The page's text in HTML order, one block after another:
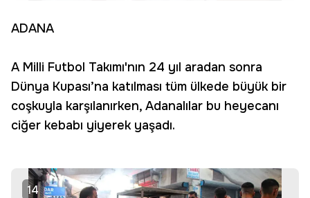
ADANA
A Milli Futbol Takımı'nın 24 yıl aradan sonra
Dünya Kupası’na katılması tüm ülkede büyük bir
coşkuyla karşılanırken, Adanalılar bu heyecanı
ciğer kebabı yiyerek yaşadı.
14